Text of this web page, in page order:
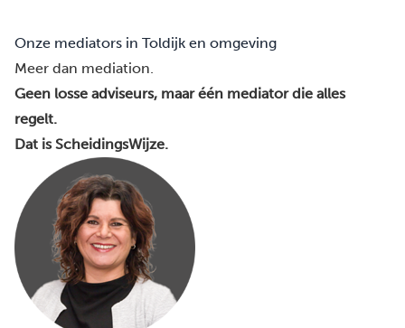
Onze mediators in Toldijk en omgeving
Meer dan mediation.
Geen losse adviseurs, maar één mediator die alles
regelt.
Dat is ScheidingsWijze.